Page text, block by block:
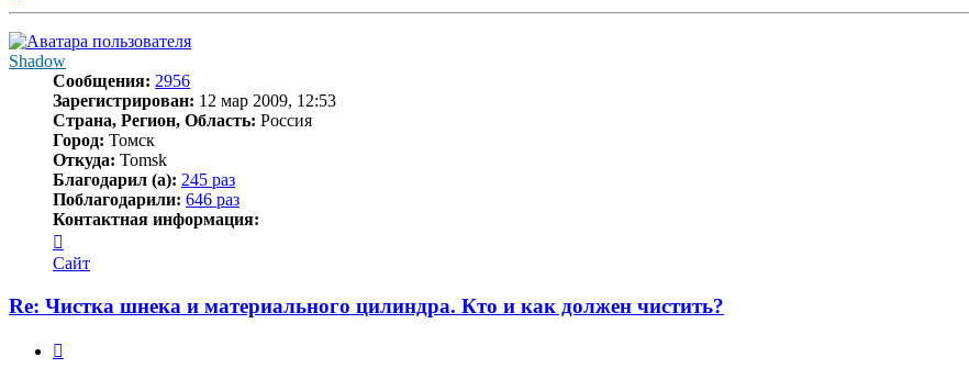
Shadow
Сообщения: 2956
Зарегистрирован: 12 мар 2009, 12:53
Страна, Регион, Область: Россия
Город: Томск
Откуда: Tomsk
Благодарил (а): 245 раз
Поблагодарили: 646 раз
Контактная информация:
информация
пользователя
Сайт
Re: Чистка шнека и материального цилиндра. Кто и как должен чистить?